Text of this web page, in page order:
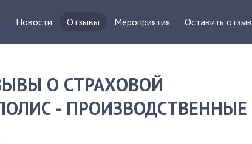
Новости Отзывы Мероприятия Оставить отзыв
О СТРАХОВОЙ
- ПРОИЗВОДСТВЕННЫЕ